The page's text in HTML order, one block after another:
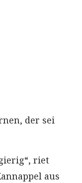
der sei
riet
aus